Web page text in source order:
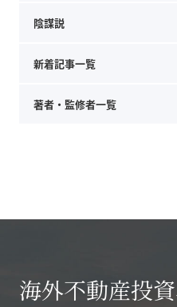
陰謀説
新着記事一覧
著者・監修者一覧
海外不動産投